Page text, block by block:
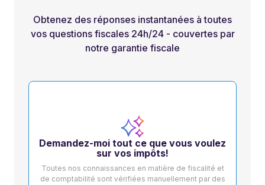
Obtenez des réponses instantanées à toutes
vos questions fiscales 24h/24 - couvertes par
notre garantie fiscale
Demandez-moi tout ce que vous voulez
sur vos impôts!
Toutes nos connaissances en matière de fiscalité et
de comptabilité sont vérifiées manuellement par des